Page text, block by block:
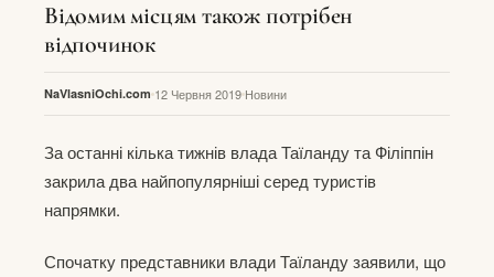
Відомим місцям також потрібен
відпочинок
NaVlasniOchi.com 12 Червня 2019 Новини
За останні кілька тижнів влада Таїланду та Філіппін
закрила два найпопулярніші серед туристів
напрямки.
Спочатку представники влади Таїланду заявили, що